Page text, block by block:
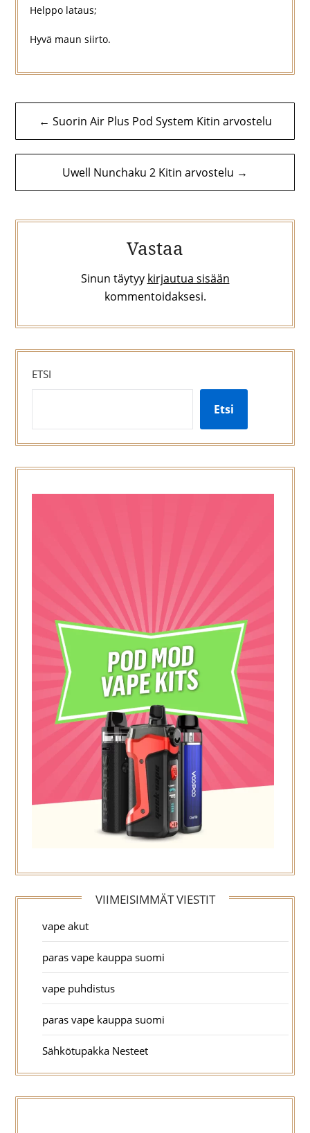
Helppo lataus;
Hyvä maun siirto.
Artikkelien
selaus
← Suorin Air Plus Pod System Kitin arvostelu
Uwell Nunchaku 2 Kitin arvostelu →
Vastaa
Sinun täytyy kirjautua sisään
kommentoidaksesi.
ETSI
Etsi
VIIMEISIMMÄT VIESTIT
vape akut
paras vape kauppa suomi
vape puhdistus
paras vape kauppa suomi
Sähkötupakka Nesteet